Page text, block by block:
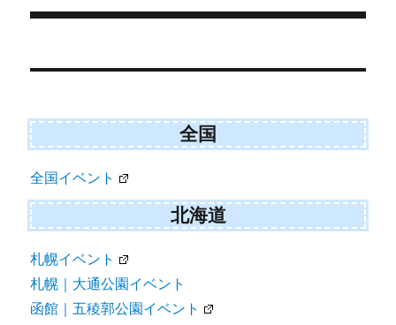
r
稿
ビ
ー
シ
ョ
ン
全国
全国イベント
北海道
札幌イベント
札幌｜大通公園イベント
函館｜五稜郭公園イベント